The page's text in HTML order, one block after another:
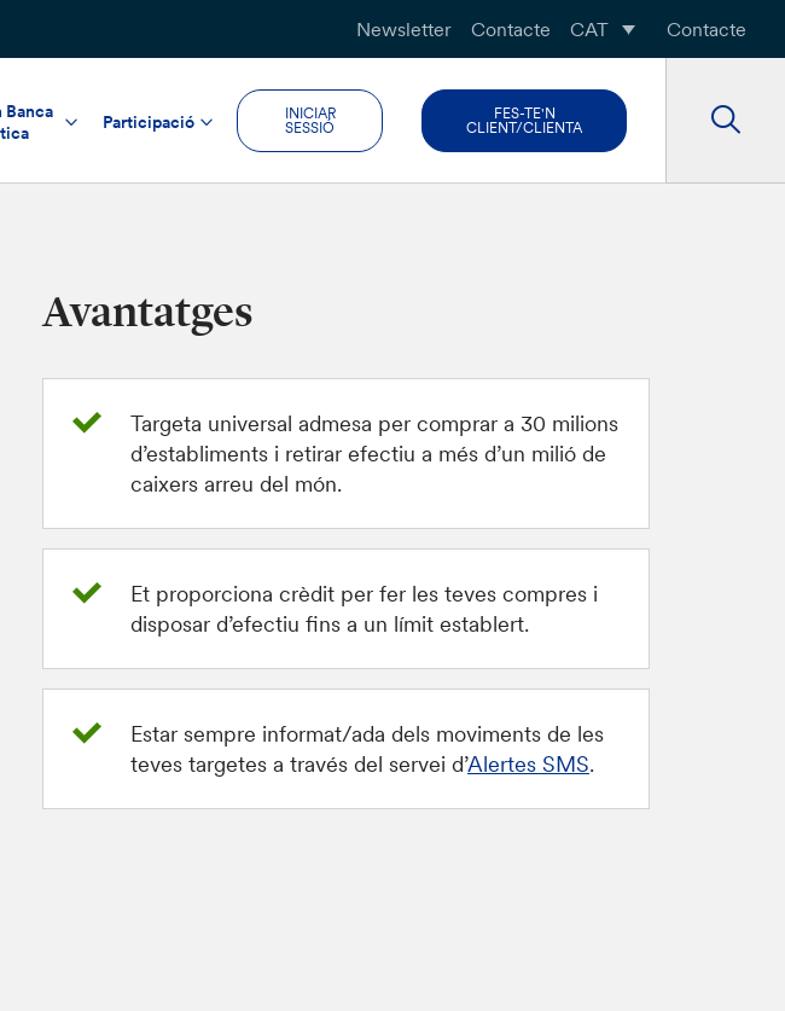
Newsletter Contacte CAT Contacte
Banca
Participació
INICIAR
SESSIÓ
FES-TE'N
CLIENT/CLIENTA
Avantatges
Targeta universal admesa per comprar a 30 milions
d’establiments i retirar efectiu a més d’un milió de
caixers arreu del món.
Et proporciona crèdit per fer les teves compres i
disposar d’efectiu fins a un límit establert.
Estar sempre informat/ada dels moviments de les
teves targetes a través del servei d’Alertes SMS.